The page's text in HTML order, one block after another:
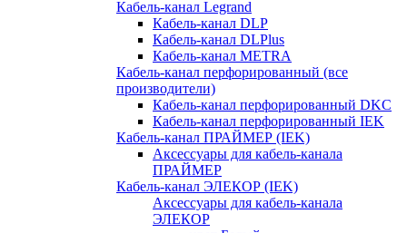
Кабель-канал Legrand
Кабель-канал DLP
Кабель-канал DLPlus
Кабель-канал METRA
Кабель-канал перфорированный (все
производители)
Кабель-канал перфорированный DKC
Кабель-канал перфорированный IEK
Кабель-канал ПРАЙМЕР (IEK)
Аксессуары для кабель-канала
ПРАЙМЕР
Кабель-канал ЭЛЕКОР (IEK)
Аксессуары для кабель-канала
ЭЛЕКОР